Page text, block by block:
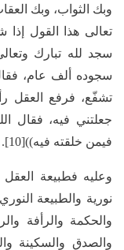
تعالى هذا القول إذا
سجد لله تبارك
سجوده ألف عام،
تشفّع، فرفع العقل
جعلتني فيه، فقال
فيمن خلقته فيه))[10].
وعليه فطبيعة
نورية والطبيعة
والحكمة والرأفة
والصدق والسكينة